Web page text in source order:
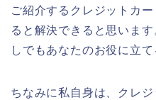
ご紹介するクレジットカ
ると解決できると思いま
しでもあなたのお役に立て
ちなみに私自身は、クレ